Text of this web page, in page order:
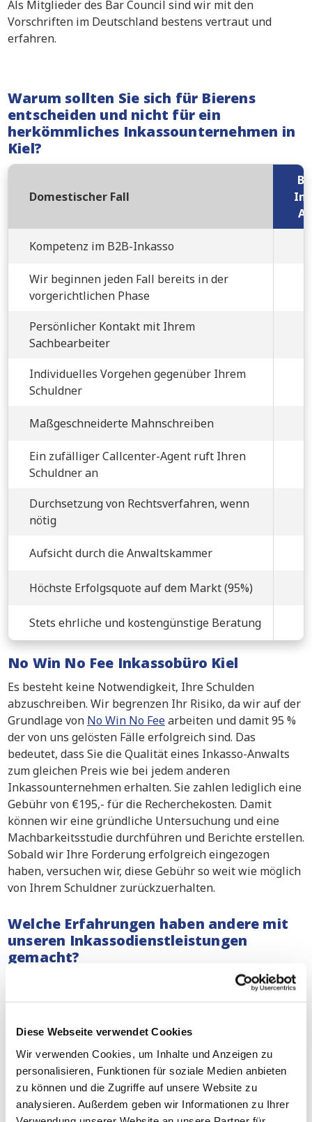
Diese Webseite verwendet Cookies
Wir verwenden Cookies, um Inhalte und Anzeigen zu
personalisieren, Funktionen für soziale Medien anbieten
zu können und die Zugriffe auf unsere Website zu
analysieren. Außerdem geben wir Informationen zu Ihrer
Als Mitglieder des Bar Council sind wir mit den
Vorschriften im Deutschland bestens vertraut und
erfahren.
Warum sollten Sie sich für Bierens
entscheiden und nicht für ein
herkömmliches Inkassounternehmen in
Kiel?
Domestischer Fall
Kompetenz im B2B-Inkasso
Wir beginnen jeden Fall bereits in der
vorgerichtlichen Phase
Persönlicher Kontakt mit Ihrem
Sachbearbeiter
Individuelles Vorgehen gegenüber Ihrem
Schuldner
Maßgeschneiderte Mahnschreiben
Ein zufälliger Callcenter-Agent ruft Ihren
Schuldner an
Durchsetzung von Rechtsverfahren, wenn
nötig
Aufsicht durch die Anwaltskammer
Höchste Erfolgsquote auf dem Markt (95%)
Stets ehrliche und kostengünstige Beratung
No Win No Fee Inkassobüro Kiel
Es besteht keine Notwendigkeit, Ihre Schulden
abzuschreiben. Wir begrenzen Ihr Risiko, da wir auf der
Grundlage von No Win No Feearbeiten und damit 95 %
der von uns gelösten Fälle erfolgreich sind. Das
bedeutet, dass Sie die Qualität eines Inkasso-Anwalts
zum gleichen Preis wie bei jedem anderen
Inkassounternehmen erhalten. Sie zahlen lediglich eine
Gebühr von €195,- für die Recherchekosten. Damit
können wir eine gründliche Untersuchung und eine
Machbarkeitsstudie durchführen und Berichte erstellen.
Sobald wir Ihre Forderung erfolgreich eingezogen
haben, versuchen wir, diese Gebühr so weit wie möglich
von Ihrem Schuldner zurückzuerhalten.
Welche Erfahrungen haben andere mit
unseren Inkassodienstleistungen
gemacht?
befassen sich mit ernsten
Möglichstes, um Ihre Forderung einzutreiben. Kein
Unternehmen sollte mit leeren Händen dastehen, wenn
es hart gearbeitet hat.Lesen Sie hier, was wir in der
Vergangenheit für andere Unternehmen getan haben.
Unterstützung bei gerichtlichen